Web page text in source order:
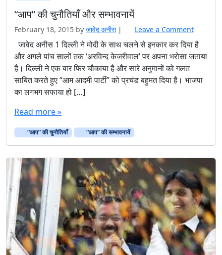
“आप” की चुनौतियाँ और सम्भावनायें
February 18, 2015 by जावेद अनीस | Leave a Comment
जावेद अनीस 1 दिल्ली ने मोदी के साथ चलने से इनकार कर दिया है
और अगले पांच सालों तक ‘अरविन्द केजरीवाल’ पर अपना भरोसा जताया
है। दिल्ली ने एक बार फिर चौकाया है और सारे अनुमानों को गलत
साबित करते हुए “आम आदमी पार्टी” को प्रचंड बहुमत दिया है। भाजपा
का लगभग सफाया हो […]
Read more »
“आप” की चुनौतियाँ “आप” की सम्भावनायें